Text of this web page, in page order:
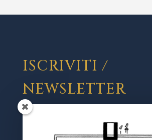
ISCRIVITI /
NEWSLETTER